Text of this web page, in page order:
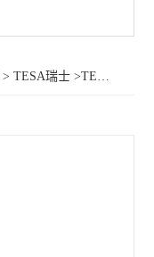
>TESA瑞士 >TESA千分尺MICROMASTER